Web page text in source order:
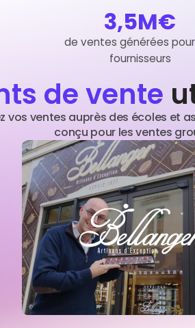
3,5M€
de ventes générées
fournisseurs
de vente
vos ventes auprès des écoles et
conçu pour les ventes